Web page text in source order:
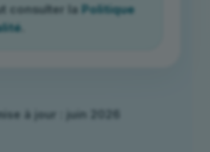
consulter la Politique
à jour : juin 2026